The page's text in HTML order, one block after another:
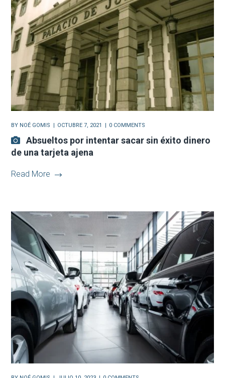
BY NOÉ GOMIS OCTUBRE 7, 2021 0 COMMENTS
Absueltos por intentar sacar sin éxito dinero
de una tarjeta ajena
Read More